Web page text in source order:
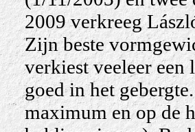
2009 verkreeg
Zijn beste
verkiest veeleer
goed in het
maximum en op de